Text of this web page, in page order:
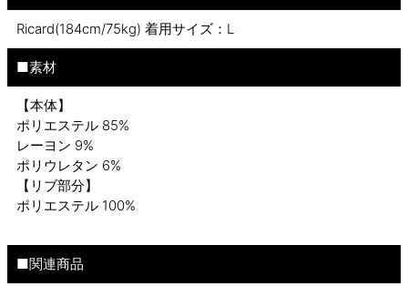
Ricard(184cm/75kg) 着用サイズ：L
■素材
【本体】
ポリエステル 85%
レーヨン 9%
ポリウレタン 6%
【リブ部分】
ポリエステル 100%
■関連商品